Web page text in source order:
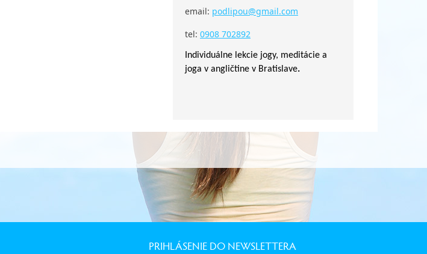
email: podlipou@gmail.com
tel: 0908 702892
Individuálne lekcie jogy, meditácie a
joga v angličtine v Bratislave.
PRIHLÁSENIE DO NEWSLETTERA